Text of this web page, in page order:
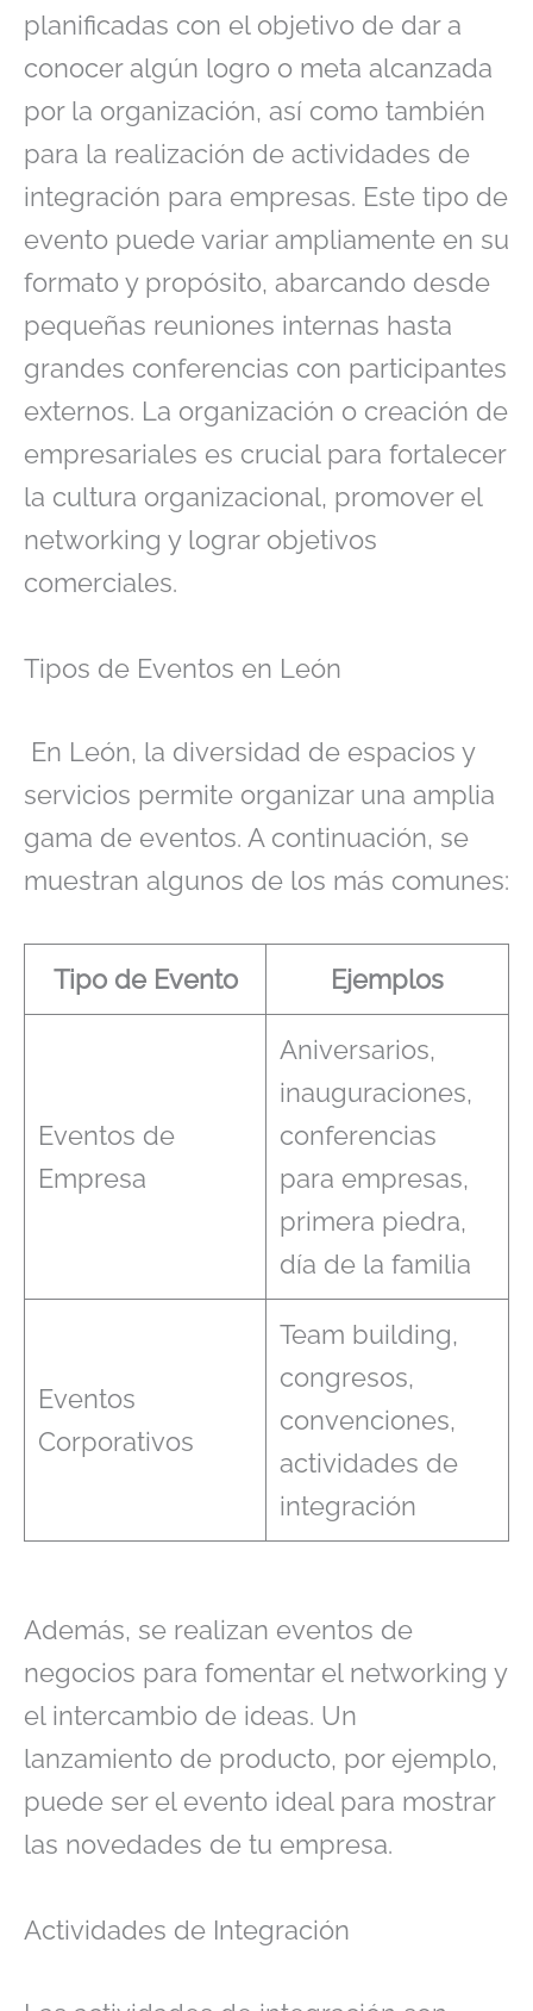
planificadas con el objetivo de dar a
conocer algún logro o meta alcanzada
por la organización, así como también
para la realización de actividades de
integración para empresas. Este tipo de
evento puede variar ampliamente en su
formato y propósito, abarcando desde
pequeñas reuniones internas hasta
grandes conferencias con participantes
externos. La organización o creación de
empresariales es crucial para fortalecer
la cultura organizacional, promover el
networking y lograr objetivos
comerciales.
Tipos de Eventos en León
En León, la diversidad de espacios y
servicios permite organizar una amplia
gama de eventos. A continuación, se
muestran algunos de los más comunes:
Tipo de Evento Ejemplos
Eventos de
Empresa
Aniversarios,
inauguraciones,
conferencias
para empresas,
primera piedra,
día de la familia
Eventos
Corporativos
Team building,
congresos,
convenciones,
actividades de
integración
Además, se realizan eventos de
negocios para fomentar el networking y
el intercambio de ideas. Un
lanzamiento de producto, por ejemplo,
puede ser el evento ideal para mostrar
las novedades de tu empresa.
Actividades de Integración